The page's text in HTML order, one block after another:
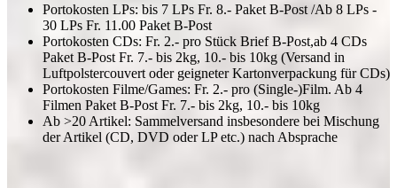
Portokosten LPs: bis 7 LPs Fr. 8.- Paket B-Post /Ab 8 LPs -
30 LPs Fr. 11.00 Paket B-Post
Portokosten CDs: Fr. 2.- pro Stück Brief B-Post,ab 4 CDs
Paket B-Post Fr. 7.- bis 2kg, 10.- bis 10kg (Versand in
Luftpolstercouvert oder geigneter Kartonverpackung für CDs)
Portokosten Filme/Games: Fr. 2.- pro (Single-)Film. Ab 4
Filmen Paket B-Post Fr. 7.- bis 2kg, 10.- bis 10kg
Ab >20 Artikel: Sammelversand insbesondere bei Mischung
der Artikel (CD, DVD oder LP etc.) nach Absprache